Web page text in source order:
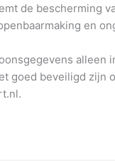
de bescherming
en
alleen
goed beveiligd zijn